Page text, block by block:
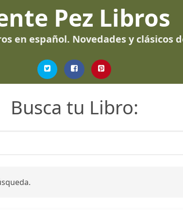
Pez Libros
en español. Novedades y clásicos
Busca tu Libro: